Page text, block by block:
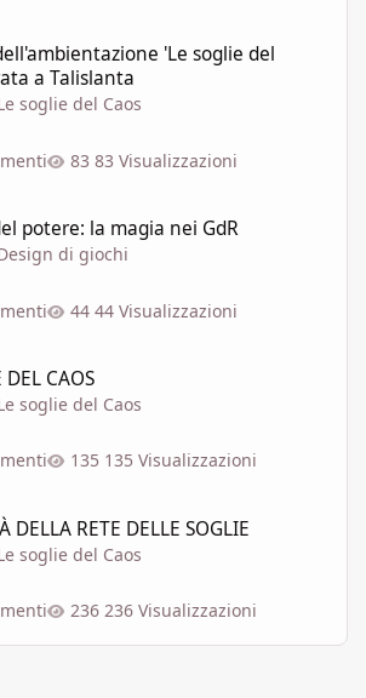
'Le soglie del
a Talislanta
soglie del Caos
83 Visualizzazioni
potere: la magia nei GdR
di giochi
44 Visualizzazioni
DEL CAOS
soglie del Caos
135 Visualizzazioni
DELLA RETE DELLE SOGLIE
soglie del Caos
236 Visualizzazioni